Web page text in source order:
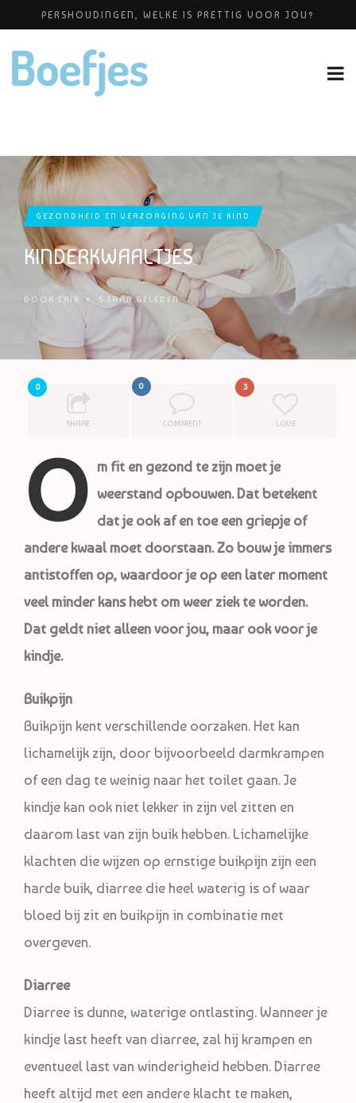
PERSHOUDINGEN, WELKE IS PRETTIG VOOR JOU?
BABYBLOEI
GEZONDHEID EN VERZORGING VAN JE KIND
KINDERKWAALTJES
DOOR ERIK • 5 JAAR GELEDEN
0
SHARE
0
COMMENT
3
LOVE
O m fit en gezond te zijn moet je
weerstand opbouwen. Dat betekent
dat je ook af en toe een griepje of
andere kwaal moet doorstaan. Zo bouw je immers
antistoffen op, waardoor je op een later moment
veel minder kans hebt om weer ziek te worden.
Dat geldt niet alleen voor jou, maar ook voor je
kindje.
Buikpijn
Buikpijn kent verschillende oorzaken. Het kan
lichamelijk zijn, door bijvoorbeeld darmkrampen
of een dag te weinig naar het toilet gaan. Je
kindje kan ook niet lekker in zijn vel zitten en
daarom last van zijn buik hebben. Lichamelijke
klachten die wijzen op ernstige buikpijn zijn een
harde buik, diarree die heel waterig is of waar
bloed bij zit en buikpijn in combinatie met
overgeven.
Diarree
Diarree is dunne, waterige ontlasting. Wanneer je
kindje last heeft van diarree, zal hij krampen en
eventueel last van winderigheid hebben. Diarree
heeft altijd met een andere klacht te maken,